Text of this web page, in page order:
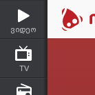
ვიდეო
TV